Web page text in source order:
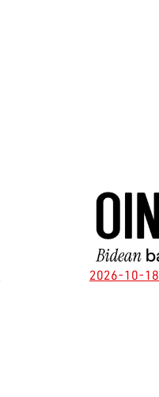
2026-10-18